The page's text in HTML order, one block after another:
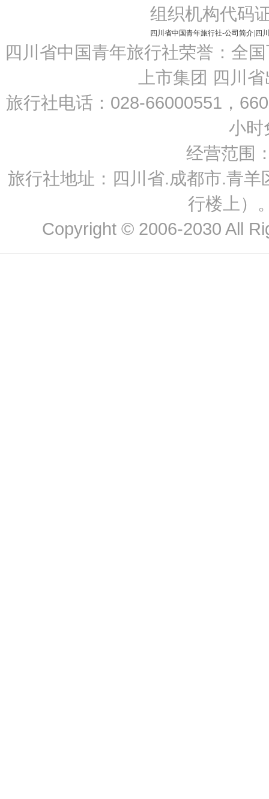
组织机构代码
四川省中国青年旅行社-公司简介 四
四川省中国青年旅行社荣誉：全
上市集团 四川
旅行社电话： 028-66000551，
小时
经营范围
旅行社地址：四川省.成都市.青
行楼上）
Copyright © 2006-2030 All